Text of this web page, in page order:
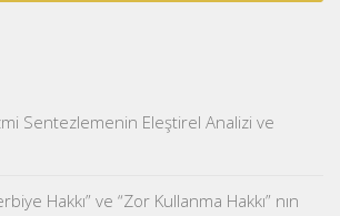
Sentezlemenin Eleştirel Analizi ve
Hakkı” ve “Zor Kullanma Hakkı” nın